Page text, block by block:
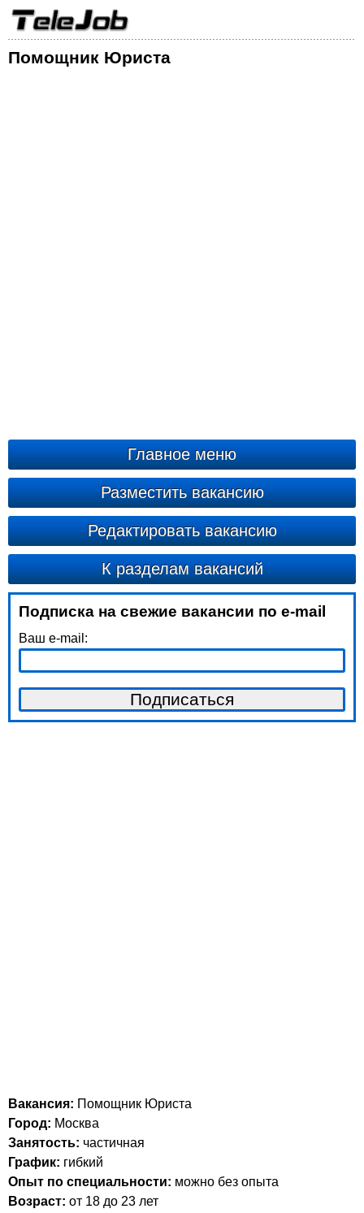
Помощник Юриста
Главное меню
Разместить вакансию
Редактировать вакансию
К разделам вакансий
Подписка на свежие вакансии по e-mail
Ваш e-mail:
Вакансия: Помощник Юриста
Город: Москва
Занятость: частичная
График: гибкий
Опыт по специальности: можно без опыта
Возраст: от 18 до 23 лет